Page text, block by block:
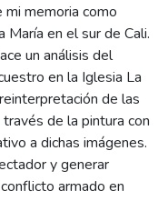
memoria como
en el sur de Cali.
un análisis del
en la Iglesia La
de las
de la pintura con
a dichas imágenes.
y generar
armado en